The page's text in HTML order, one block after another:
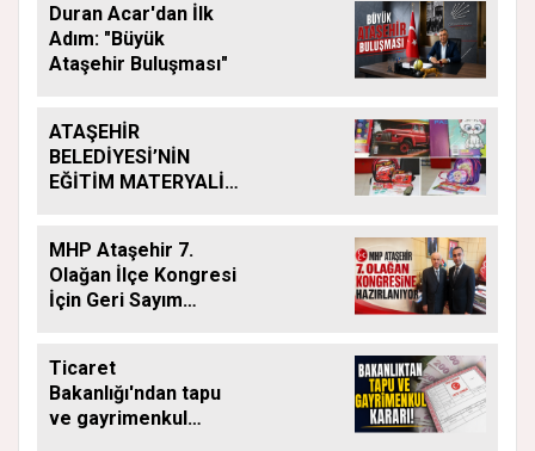
Duran Acar'dan İlk
Adım: "Büyük
Ataşehir Buluşması"
ATAŞEHİR
BELEDİYESİ’NİN
EĞİTİM MATERYALİ
SÜRÜYOR
MHP Ataşehir 7.
Olağan İlçe Kongresi
İçin Geri Sayım
Ticaret
Bakanlığı'ndan tapu
ve gayrimenkul